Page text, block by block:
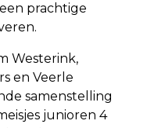
prachtige
Westerink,
en Veerle
samenstelling
junioren 4